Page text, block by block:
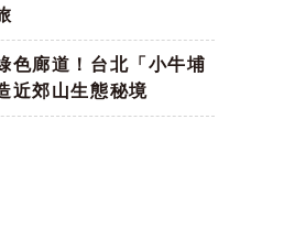
色廊道！台北「小牛埔
近郊山生態秘境